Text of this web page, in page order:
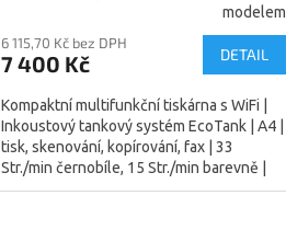
33p (C11CG85403)
modelem
6 115,70 Kč bez DPH
7 400 Kč DETAIL
Kompaktní multifunkční tiskárna s WiFi |
Inkoustový tankový systém EcoTank | A4 |
tisk, skenování, kopírování, fax | 33
Str./min černobíle, 15 Str./min barevně |
rozlišení tisku...